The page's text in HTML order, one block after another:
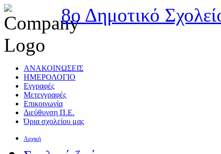
8ο Δημοτικό
ΑΝΑΚΟΙΝΩΣΕΙΣ
ΗΜΕΡΟΛΟΓΙΟ
Εγγραφές
Μετεγγραφές
Επικοινωνία
Διεύθυνση Π.Ε.
Όρια σχολείου μας
Αρχική